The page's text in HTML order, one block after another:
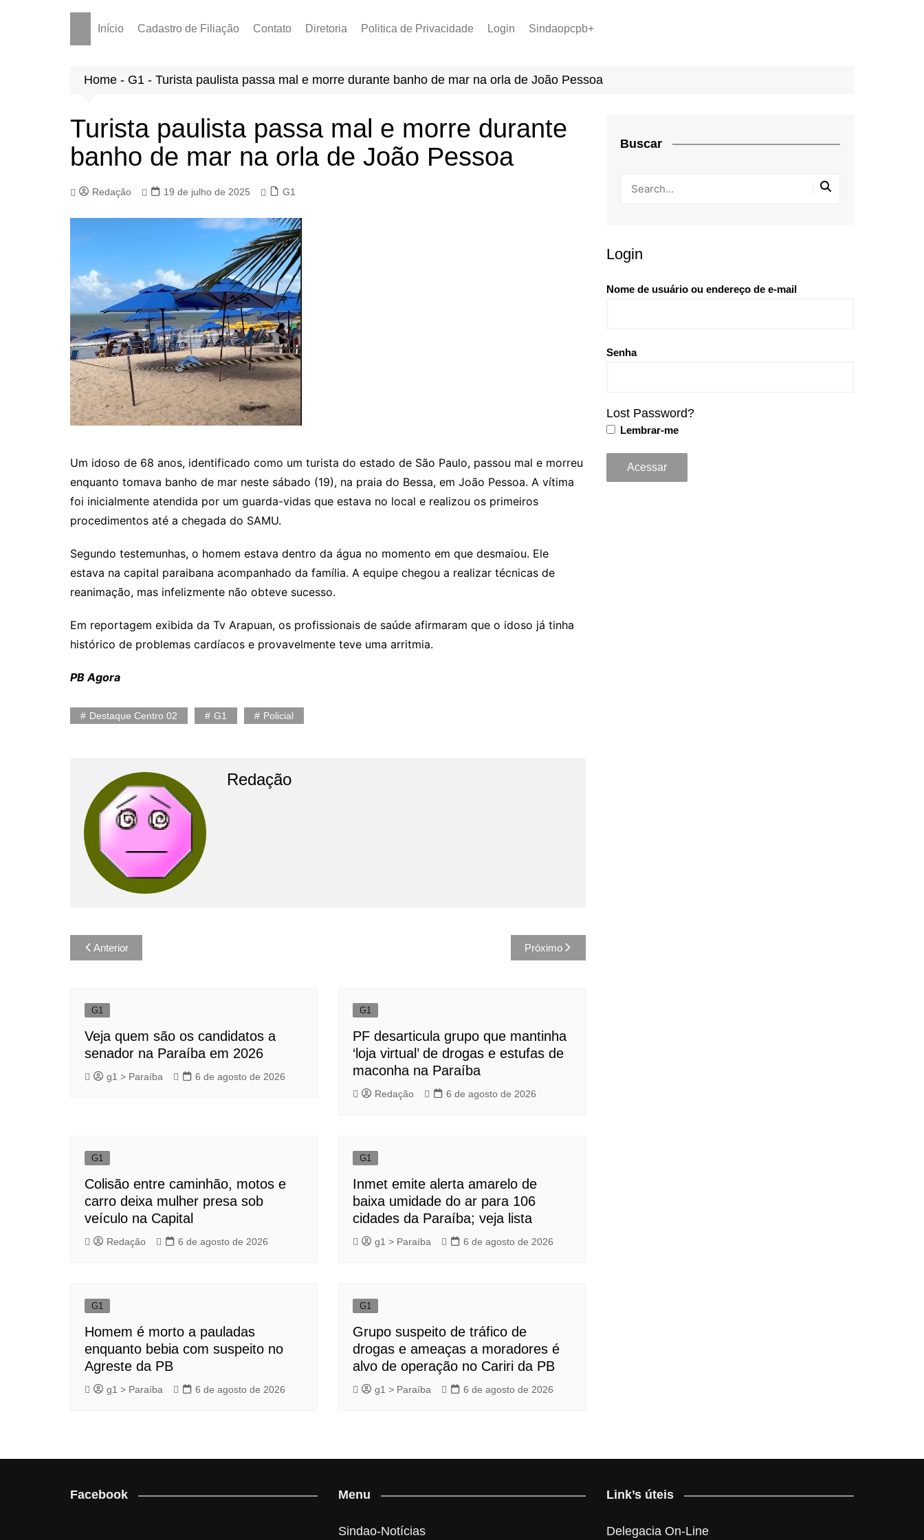
Início Cadastro de Filiação Contato Diretoria
PCCR 2022
Tabela de Venc. 2025
Politica de Privacidade Login Sindaopcpb+
Home - G1 - Turista paulista passa mal e morre durante banho de mar na orla de João Pessoa
Turista paulista passa mal e morre durante
banho de mar na orla de João Pessoa
Redação 19 de julho de 2025 G1
Um idoso de 68 anos, identificado como um turista do estado de São Paulo, passou mal e morreu
enquanto tomava banho de mar neste sábado (19), na praia do Bessa, em João Pessoa. A vítima
foi inicialmente atendida por um guarda-vidas que estava no local e realizou os primeiros
procedimentos até a chegada do SAMU.
Segundo testemunhas, o homem estava dentro da água no momento em que desmaiou. Ele
estava na capital paraibana acompanhado da família. A equipe chegou a realizar técnicas de
reanimação, mas infelizmente não obteve sucesso.
Em reportagem exibida da Tv Arapuan, os profissionais de saúde afirmaram que o idoso já tinha
histórico de problemas cardíacos e provavelmente teve uma arritmia.
PB Agora
Destaque Centro 02 G1 Policial
Redação
Navegação
de
Anterior Próximo
G1
Veja quem são os candidatos a
senador na Paraíba em 2026
g1 > Paraíba 6 de agosto de 2026
G1
PF desarticula grupo que mantinha
‘loja virtual’ de drogas e estufas de
maconha na Paraíba
Redação 6 de agosto de 2026
G1
Colisão entre caminhão, motos e
carro deixa mulher presa sob
veículo na Capital
Redação 6 de agosto de 2026
G1
Inmet emite alerta amarelo de
baixa umidade do ar para 106
cidades da Paraíba; veja lista
g1 > Paraíba 6 de agosto de 2026
G1
Homem é morto a pauladas
enquanto bebia com suspeito no
Agreste da PB
g1 > Paraíba 6 de agosto de 2026
G1
Grupo suspeito de tráfico de
drogas e ameaças a moradores é
alvo de operação no Cariri da PB
g1 > Paraíba 6 de agosto de 2026
Buscar
Login
Nome de usuário ou endereço de e-mail
Senha
Lost Password?
Lembrar-me
Facebook Menu
Sindao-Notícias
Link’s úteis
Delegacia On-Line